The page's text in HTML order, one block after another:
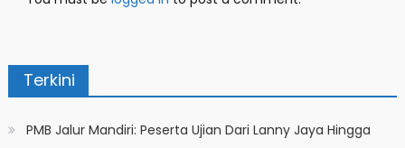
Terkini
PMB Jalur Mandiri: Peserta Ujian Dari Lanny Jaya Hingga